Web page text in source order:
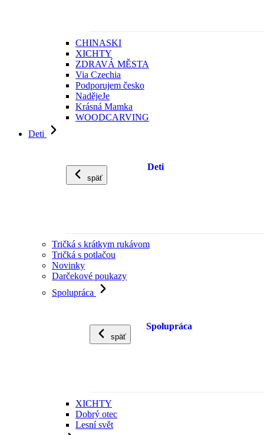
CHINASKI
XICHTY
ZDRAVÁ MĚSTA
Via Czechia
Podporujem česko
NadějeJe
Krásná Mamka
WOODCARVING
Deti
späť
Deti
Tričká s krátkym rukávom
Tričká s potlačou
Novinky
Darčekové poukazy
Spolupráca
späť
Spolupráca
XICHTY
Dobrý otec
Lesní svět